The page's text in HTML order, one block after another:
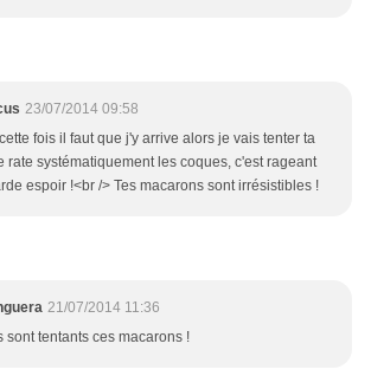
23/07/2014 09:58
fois il faut que j'y arrive alors je vais tenter ta
rate systématiquement les coques, c'est rageant
espoir !<br /> Tes macarons sont irrésistibles !
21/07/2014 11:36
sont tentants ces macarons !